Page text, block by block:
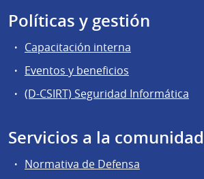
Políticas y gestión
Capacitación interna
Eventos y beneficios
(D-CSIRT) Seguridad Informática
Servicios a la comunidad
Normativa de Defensa